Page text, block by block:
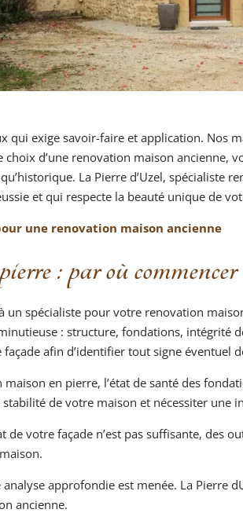
exige savoir-faire et application. Nos
choix d’une renovation maison
La Pierre d’Uzel,
et qui respecte la beauté unique de
une renovation maison ancienne
: par où
spécialiste pour votre renovation
: structure, fondations,
afin d’identifier tout signe éventuel
en pierre, l’état de santé des
de votre maison et nécessiter une
de votre façade n’est pas suffisante,
approfondie est menée. La Pierre
ancienne.